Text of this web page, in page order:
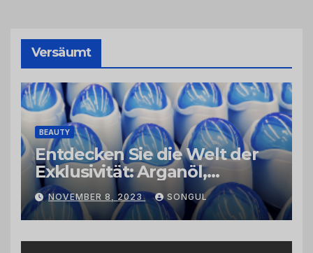
Versäumt
BEAUTY
Entdecken Sie die Welt der
Exklusivität: Arganöl,
Kaktusfeigenkernöl und
Schwarzkümmelöl von
vertrauenswürdigen
Großhändlern und Anbietern
NOVEMBER 8, 2023 SONGUL